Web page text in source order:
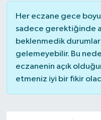
Her eczane gece
sadece gerektiğinde
beklenmedik
gelemeyebilir. Bu
eczanenin açık
etmeniz iyi bir fikir